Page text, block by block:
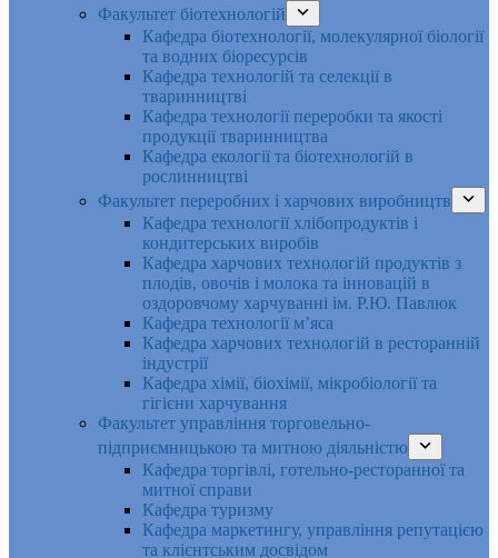
Факультет біотехнологій
Кафедра біотехнології, молекулярної біології
та водних біоресурсів
Кафедра технологій та селекції в
тваринництві
Кафедра технології переробки та якості
продукції тваринництва
Кафедра екології та біотехнологій в
рослинництві
Факультет переробних і харчових виробництв
Кафедра технології хлібопродуктів і
кондитерських виробів
Кафедра харчових технологій продуктів з
плодів, овочів і молока та інновацій в
оздоровчому харчуванні ім. Р.Ю. Павлюк
Кафедра технології м’яса
Кафедра харчових технологій в ресторанній
індустрії
Кафедра хімії, біохімії, мікробіології та
гігієни харчування
Факультет управління торговельно-
підприємницькою та митною діяльністю
Кафедра торгівлі, готельно-ресторанної та
митної справи
Кафедра туризму
Кафедра маркетингу, управління репутацією
та клієнтським досвідом